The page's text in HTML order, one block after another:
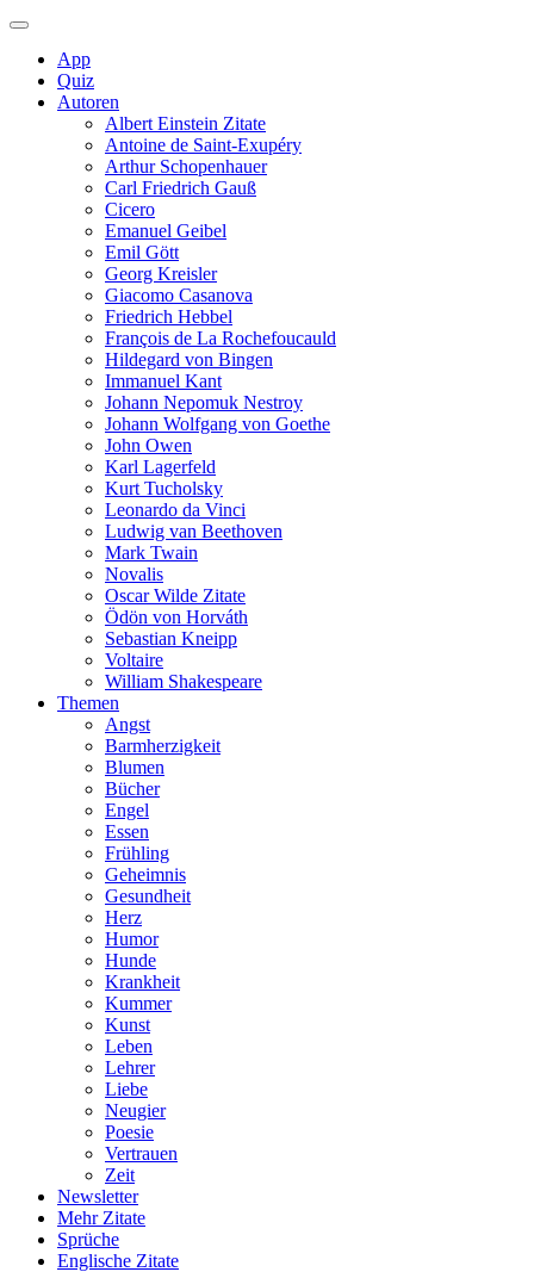
App
Quiz
Autoren
Albert Einstein Zitate
Antoine de Saint-Exupéry
Arthur Schopenhauer
Carl Friedrich Gauß
Cicero
Emanuel Geibel
Emil Gött
Georg Kreisler
Giacomo Casanova
Friedrich Hebbel
François de La Rochefoucauld
Hildegard von Bingen
Immanuel Kant
Johann Nepomuk Nestroy
Johann Wolfgang von Goethe
John Owen
Karl Lagerfeld
Kurt Tucholsky
Leonardo da Vinci
Ludwig van Beethoven
Mark Twain
Novalis
Oscar Wilde Zitate
Ödön von Horváth
Sebastian Kneipp
Voltaire
William Shakespeare
Themen
Angst
Barmherzigkeit
Blumen
Bücher
Engel
Essen
Frühling
Geheimnis
Gesundheit
Herz
Humor
Hunde
Krankheit
Kummer
Kunst
Leben
Lehrer
Liebe
Neugier
Poesie
Vertrauen
Zeit
Newsletter
Mehr Zitate
Sprüche
Englische Zitate